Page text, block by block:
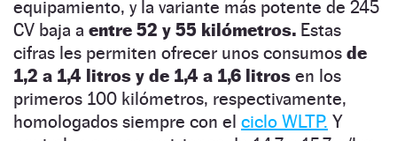
equipamiento, y la variante más potente de 245
CV baja a entre 52 y 55 kilómetros. Estas
cifras les permiten ofrecer unos consumos de
1,2 a 1,4 litros y de 1,4 a 1,6 litros en los
primeros 100 kilómetros, respectivamente,
homologados siempre con el ciclo WLTP. Y